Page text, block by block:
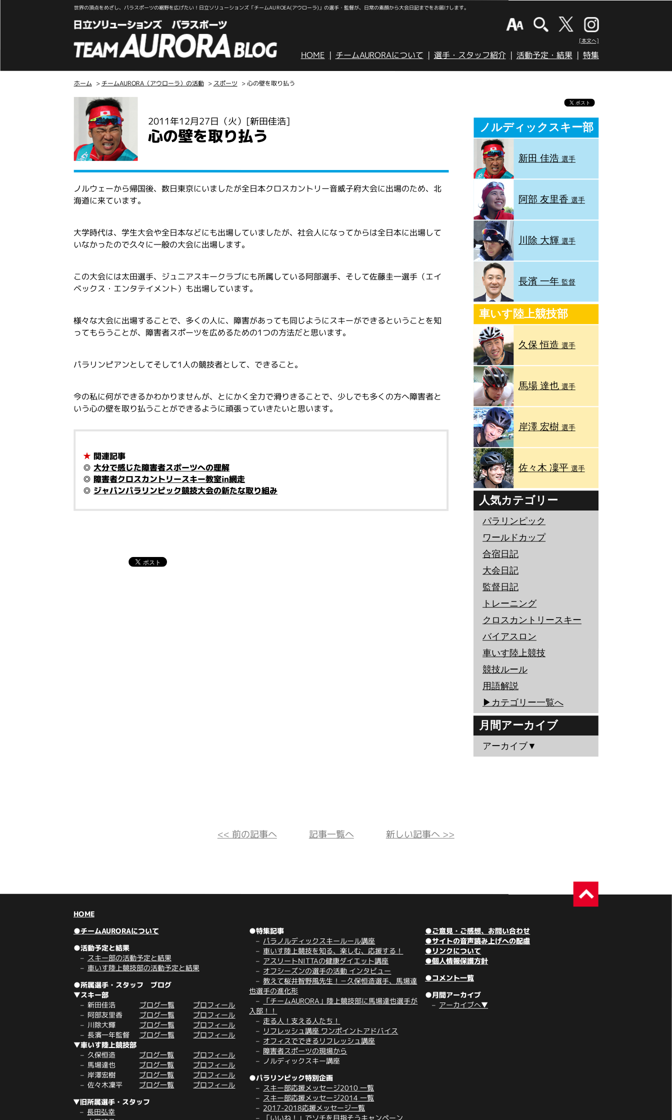
世界の頂点をめざし、パラスポーツの裾野を広げたい！日立ソリューションズ「チームAUROEA(アウローラ)」の選手・監督が、日常の素顔から大会日記までをお届けします。
[本文へ]
HOME チームAURORAについて 選手・スタッフ紹介 活動予定・結果 特集
ホーム > チームAURORA（アウローラ）の活動 > スポーツ > 心の壁を取り払う
2011年12月27日（火） [新田佳浩]
心の壁を取り払う
ノルウェーから帰国後、数日東京にいましたが全日本クロスカントリー音威子府大会に出場のため、北
海道に来ています。
大学時代は、学生大会や全日本などにも出場していましたが、社会人になってからは全日本に出場して
いなかったので久々に一般の大会に出場します。
この大会には太田選手、ジュニアスキークラブにも所属している阿部選手、そして佐藤圭一選手（エイ
ベックス・エンタテイメント）も出場しています。
様々な大会に出場することで、多くの人に、障害があっても同じようにスキーができるということを知
ってもらうことが、障害者スポーツを広めるための1つの方法だと思います。
パラリンピアンとしてそして1人の競技者として、できること。
今の私に何ができるかわかりませんが、とにかく全力で滑りきることで、少しでも多くの方へ障害者と
いう心の壁を取り払うことができるように頑張っていきたいと思います。
★ 関連記事
◎ 大分で感じた障害者スポーツへの理解
◎障害者クロスカントリースキー教室in網走
◎ ジャパンパラリンピック競技大会の新たな取り組み
ノルディックスキー部
新田 佳浩 選手
阿部 友里香 選手
川除 大輝 選手
長濱 一年 監督
車いす陸上競技部
久保 恒造 選手
馬場 達也 選手
岸澤 宏樹 選手
佐々木 凜平 選手
人気カテゴリー
パラリンピック
ワールドカップ
合宿日記
大会日記
監督日記
トレーニング
クロスカントリースキー
バイアスロン
車いす陸上競技
競技ルール
用語解説
▶︎カテゴリー一覧へ
月間アーカイブ
アーカイブ▼
<< 前の記事へ 記事一覧へ 新しい記事へ >>
HOME
●チームAURORAについて
●活動予定と結果
スキー部の活動予定と結果
車いす陸上競技部の活動予定と結果
●所属選手・スタッフ ブログ
▼スキー部
新田佳浩 ブログ一覧 プロフィール
阿部友里香 ブログ一覧 プロフィール
川除大輝 ブログ一覧
プロフィール
長濱一年監督
ブログ一覧 プロフィール
▼車いす陸上競技部
久保恒造 ブログ一覧 プロフィール
馬場達也 ブログ一覧 プロフィール
岸澤宏樹 ブログ一覧 プロフィール
佐々木凜平 ブログ一覧 プロフィール
▼旧所属選手・スタッフ
長田弘幸
●特集記事
パラノルディックスキールール講座
車いす陸上競技を知る、楽しむ、応援する！
アスリートNITTAの健康ダイエット講座
オフシーズンの選手の活動 インタビュー
教えて桜井智野風先生！－久保恒造選手、馬場達
也選手の進化形
「チームAURORA」陸上競技部に馬場達也選手が
入部！！
走る人！支える人たち！
リフレッシュ講座 ワンポイントアドバイス
オフィスでできるリフレッシュ講座
障害者スポーツの現場から
ノルディックスキー講座
●パラリンピック特別企画
スキー部応援メッセージ2010 一覧
スキー部応援メッセージ2014 一覧
2017-2018応援メッセージ一覧
「いいね！」でソチを目指そうキャンペーン
●ご意見・ご感想、お問い合わせ
●サイトの音声読み上げへの配慮
●リンクについて
●個人情報保護方針
●コメント一覧
●月間アーカイブ
アーカイブへ▼